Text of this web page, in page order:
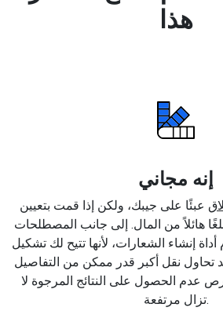
هذا
إنه مجاني
عبئًا على جيبك، ولكن إذا قمت بتعيين
هائلاً من المال. إلى جانب المصطلحات
إنشاء الشعارات، لأنها تتيح لك تشكيل
نقل أكبر قدر ممكن من التفاصيل
عدم الحصول على النتائج المرجوة لا
تزال مرتفعة.